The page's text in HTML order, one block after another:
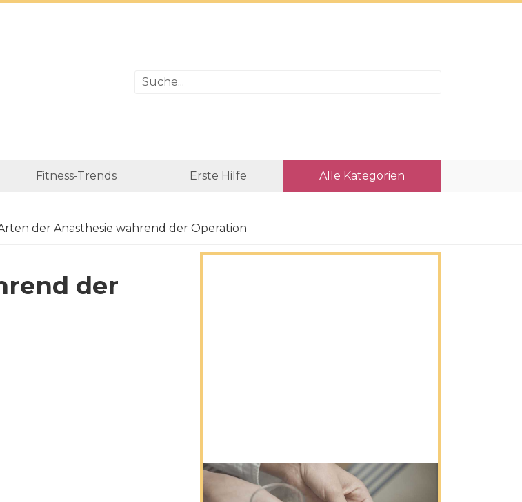
Fitness-Trends Erste Hilfe Alle Kategorien
der Anästhesie während der Operation
der